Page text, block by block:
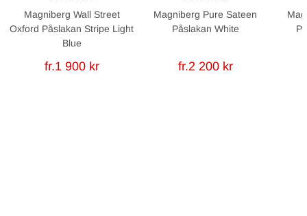
Magniberg Wall Street
Oxford Påslakan Stripe Light
Blue
fr.1 900 kr
Magniberg Pure Sateen
Påslakan White
fr.2 200 kr